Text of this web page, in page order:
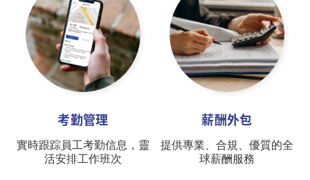
考勤管理
實時跟踪員工考勤信息，靈
活安排工作班次
薪酬外包
提供專業、合規、優質的全
球薪酬服務